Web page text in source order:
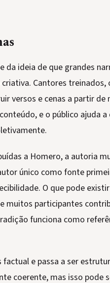
ideia de que grandes
Cantores treinados,
versos e cenas a partir de
e o público ajuda
a Homero, a autoria
único como fonte
O que pode
muitos participantes
funciona como
factual e passa a ser
coerente, mas isso pode